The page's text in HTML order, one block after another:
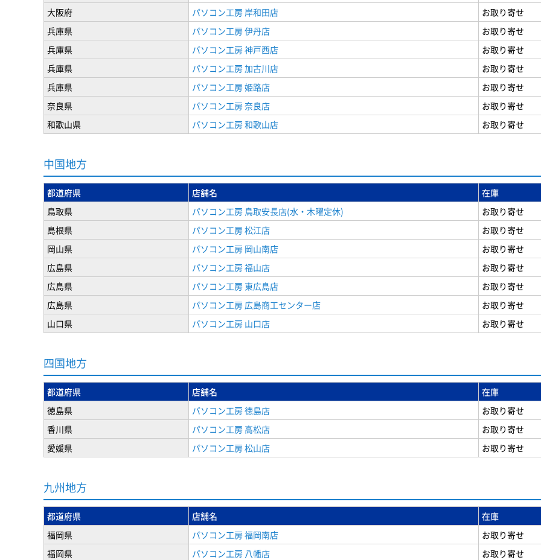
大阪府
パソコン工房 岸和田店
お取り寄せ
兵庫県
パソコン工房 伊丹店
お取り寄せ
兵庫県
パソコン工房 神戸西店
お取り寄せ
兵庫県
パソコン工房 加古川店
お取り寄せ
兵庫県
パソコン工房 姫路店
お取り寄せ
奈良県
パソコン工房 奈良店
お取り寄せ
和歌山県
パソコン工房 和歌山店 お取り寄せ
中国地方
都道府県 店舗名
在庫
鳥取県
パソコン工房 鳥取安長店(水・木曜定休)
お取り寄せ
島根県
パソコン工房 松江店
お取り寄せ
岡山県
パソコン工房 岡山南店
お取り寄せ
広島県
パソコン工房 福山店
お取り寄せ
広島県
パソコン工房 東広島店
お取り寄せ
広島県
パソコン工房 広島商工センター店
お取り寄せ
山口県
パソコン工房 山口店 お取り寄せ
四国地方
都道府県 店舗名
在庫
徳島県
パソコン工房 徳島店
お取り寄せ
香川県
パソコン工房 高松店
お取り寄せ
愛媛県
パソコン工房 松山店 お取り寄せ
九州地方
都道府県 店舗名
在庫
福岡県
パソコン工房 福岡南店
お取り寄せ
福岡県
パソコン工房 八幡店
お取り寄せ